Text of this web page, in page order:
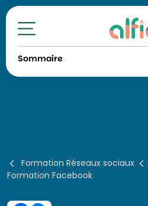
Toutes nos formations
Sommaire
Formation Réseaux sociaux
Formation Facebook